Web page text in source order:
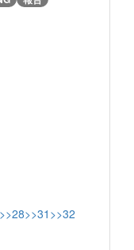
>>28>>31 >>32